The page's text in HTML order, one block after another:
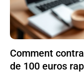
Comment
de 100 euros